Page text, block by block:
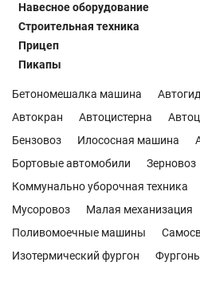
Навесное оборудование
Строительная техника
Прицеп
Пикапы
Бетономешалка машина
Автокран
Автоцистерна
Бензовоз
Илососная машина
Бортовые автомобили
Зерновоз
Коммунально уборочная техника
Мусоровоз
Малая механизация
Поливомоечные машины
Изотермический фургон